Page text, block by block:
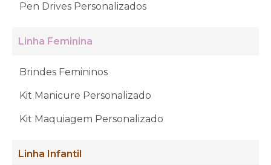
Pen Drives Personalizados
Linha Feminina
Brindes Femininos
Kit Manicure Personalizado
Kit Maquiagem Personalizado
Linha Infantil